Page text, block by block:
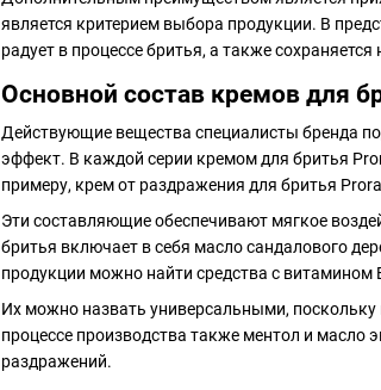
является критерием выбора продукции. В
радует в процессе бритья, а также
Основной состав кремов для
Действующие вещества специалисты бренда
эффект. В каждой серии кремом для бритья
примеру, крем от раздражения для бритья
Эти составляющие обеспечивают мягкое
бритья включает в себя масло сандалового
продукции можно найти средства с витамином
Их можно назвать универсальными,
процессе производства также ментол и масло
раздражений.